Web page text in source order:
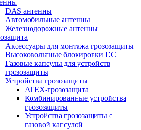
DAS антенны
Автомобильные антенны
Железнодорожные антенны
Аксессуары для монтажа грозозащиты
Высоковольтные блокировки DC
Газовые капсулы для устройств
грозозащиты
Устройства грозозащиты
ATEX-грозозащита
Комбинированные устройства
грозозащиты
Устройства грозозащиты с
газовой капсулой